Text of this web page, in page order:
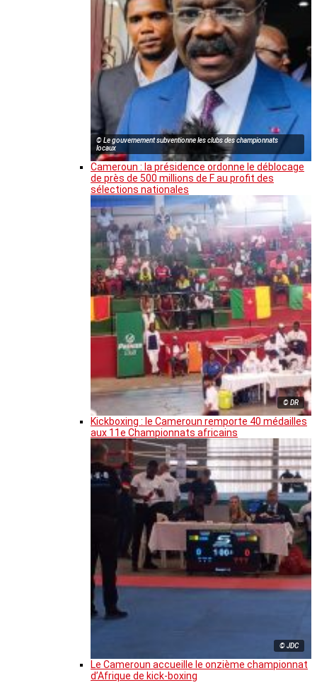
© Le gouvernement subventionne les clubs des championnats
locaux
Cameroun : la présidence ordonne le déblocage
de près de 500 millions de F au profit des
sélections nationales
© DR
Kickboxing : le Cameroun remporte 40 médailles
aux 11e Championnats africains
© JDC
Le Cameroun accueille le onzième championnat
d’Afrique de kick-boxing